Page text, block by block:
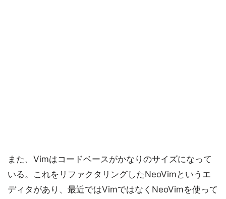
また、Vimはコードベースがかなりのサイズになって
いる。これをリファクタリングしたNeoVimというエ
ディタがあり、最近ではVimではなくNeoVimを使って